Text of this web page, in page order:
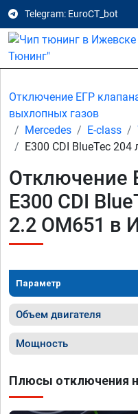
Telegram: EuroCT_bot
Отключение ЕГР
выхлопных газов
Mercedes
E-class
E300 CDI BlueTec 204
Отключение
E300 CDI
2.2 OM651 в
Параметр
Объем двигателя
Мощность
Плюсы отключения